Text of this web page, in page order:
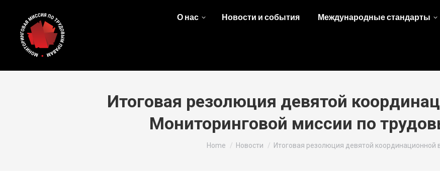
О нас Новости и события Международные стандарты
Итоговая резолюция девятой
Мониторинговой миссии по
You are here:
Home Новости Итоговая резолюция девятой координационной